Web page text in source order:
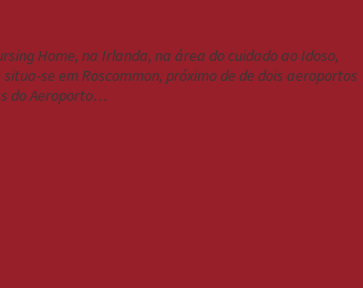
Home, na Irlanda, na área do cuidado ao Idoso,
se em Roscommon, próximo de de dois aeroportos
do Aeroporto…